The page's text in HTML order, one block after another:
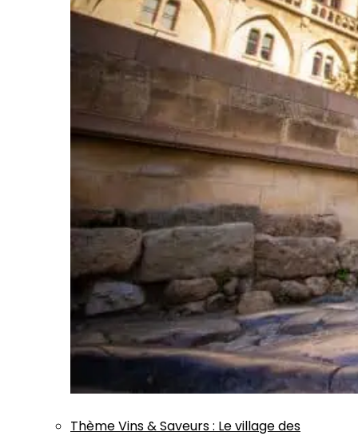
ThèmeVins & Saveurs: Le village des